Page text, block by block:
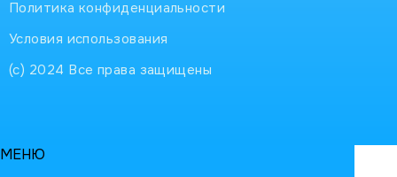
Политика конфиденциальности
Условия использования
(с) 2024 Все права защищены
МЕНЮ